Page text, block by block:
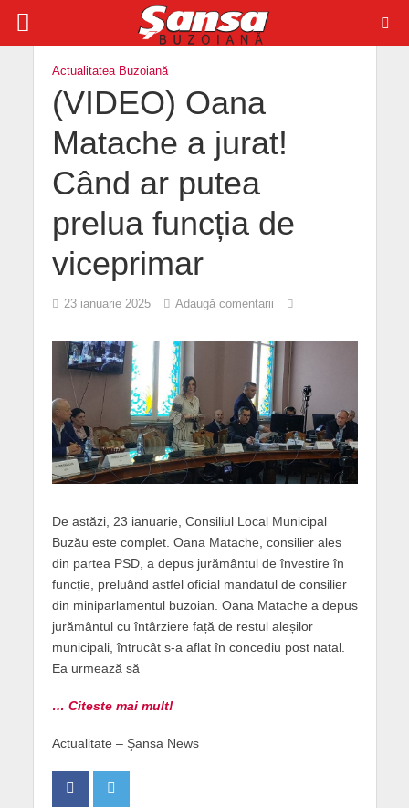
Actualitatea Buzoiană
(VIDEO) Oana
Matache a jurat!
Când ar putea
prelua funcția de
viceprimar
23 ianuarie 2025 Adaugă comentarii
De astăzi, 23 ianuarie, Consiliul Local Municipal
Buzău este complet. Oana Matache, consilier ales
din partea PSD, a depus jurământul de învestire în
funcție, preluând astfel oficial mandatul de consilier
din miniparlamentul buzoian. Oana Matache a depus
jurământul cu întârziere față de restul aleșilor
municipali, întrucât s-a aflat în concediu post natal.
Ea urmează să
… Citeste mai mult!
Actualitate – Şansa News